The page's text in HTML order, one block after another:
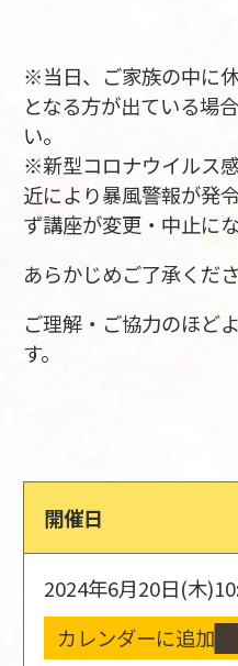
※当日、ご家族の中に
となる方が出ている場
い。
※新型コロナウイルス
近により暴風警報が発
ず講座が変更・中止に
あらかじめご了承くださ
ご理解・ご協力のほど
す。
開催日
2024年6月20日(木)
カレンダーに追加